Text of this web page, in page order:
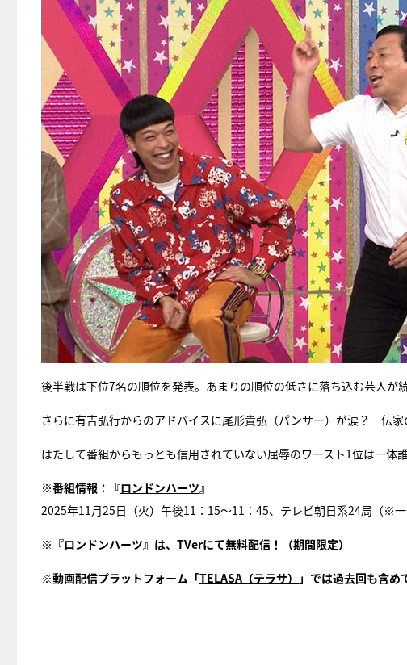
後半戦は下位7名の順位を発表。あまりの順位の低さに落ち込む芸人が続
さらに有吉弘行からのアドバイスに尾形貴弘（パンサー）が涙？ 伝家
はたして番組からもっとも信用されていない屈辱のワースト1位は一体
※番組情報：『ロンドンハーツ』
2025年11月25日（火）午後11：15～11：45、テレビ朝日系24局（※一
※『ロンドンハーツ』は、 TVerにて無料配信 ！（期間限定）
※動画配信プラットフォーム「TELASA（テラサ） 」では過去回も含め